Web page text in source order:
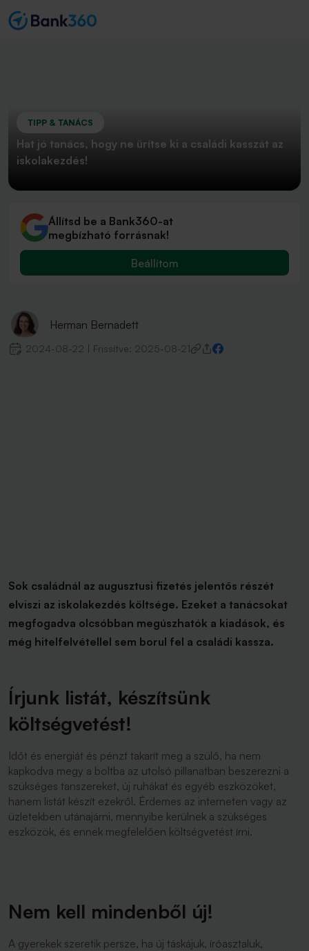
TIPP & TANÁCS
Hat jó tanács, hogy ne ürítse ki a családi kasszát az
iskolakezdés!
Állítsd be a Bank360-at
megbízható forrásnak!
Beállítom
Herman Bernadett
2024-08-22 Frissítve: 2025-08-21
Sok családnál az augusztusi fizetés jelentős részét
elviszi az iskolakezdés költsége. Ezeket a tanácsokat
megfogadva olcsóbban megúszhatók a kiadások, és
még hitelfelvétellel sem borul fel a családi kassza.
Írjunk listát, készítsünk
költségvetést!
Időt és energiát és pénzt takarít meg a szülő, ha nem
kapkodva megy a boltba az utolsó pillanatban beszerezni a
szükséges tanszereket, új ruhákat és egyéb eszközöket,
hanem listát készít ezekről. Érdemes az interneten vagy az
üzletekben utánajárni, mennyibe kerülnek a szükséges
eszközök, és ennek megfelelően költségvetést írni.
Nem kell mindenből új!
A gyerekek szeretik persze, ha új táskájuk, íróasztaluk,